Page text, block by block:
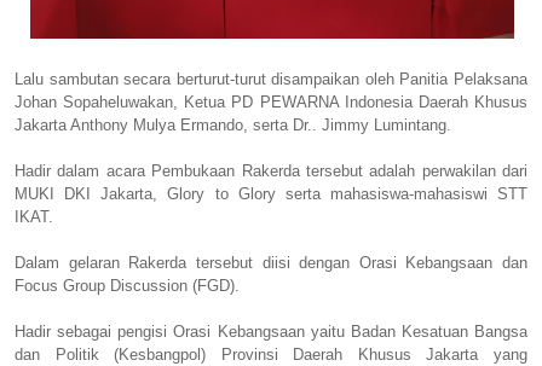
Lalu sambutan secara berturut-turut disampaikan oleh Panitia Pelaksana
Johan Sopaheluwakan, Ketua PD PEWARNA Indonesia Daerah Khusus
Jakarta Anthony Mulya Ermando, serta Dr.. Jimmy Lumintang.
Hadir dalam acara Pembukaan Rakerda tersebut adalah perwakilan dari
MUKI DKI Jakarta, Glory to Glory serta mahasiswa-mahasiswi STT
IKAT.
Dalam gelaran Rakerda tersebut diisi dengan Orasi Kebangsaan dan
Focus Group Discussion (FGD).
Hadir sebagai pengisi Orasi Kebangsaan yaitu Badan Kesatuan Bangsa
dan Politik (Kesbangpol) Provinsi Daerah Khusus Jakarta yang